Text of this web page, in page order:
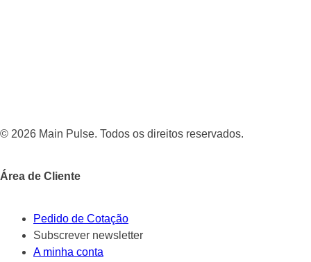
© 2026 Main Pulse. Todos os direitos reservados.
Área de Cliente
Pedido de Cotação
Subscrever newsletter
A minha conta